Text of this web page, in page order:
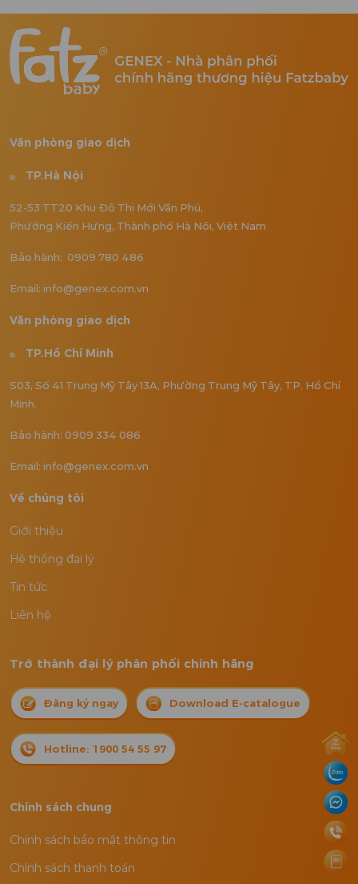
Văn phòng giao dịch
TP.Hà Nội
52-53 TT20 Khu Đô Thị Mới Văn Phú,
Phường Kiến Hưng, Thành phố Hà Nội, Việt Nam
Bảo hành: 0909 780 486
Email: info@genex.com.vn
Văn phòng giao dịch
TP.Hồ Chí Minh
S03, Số 41 Trung Mỹ Tây 13A, Phường Trung Mỹ Tây, TP. Hồ Chí
Minh.
Bảo hành: 0909 334 086
Email: info@genex.com.vn
Về chúng tôi
Giới thiệu
Hệ thống đại lý
Tin tức
Liên hệ
Trở thành đại lý phân phối chính hãng
Đăng ký ngay Download E-catalogue
Hotline: 1900 54 55 97
Chính sách chung
Chính sách bảo mật thông tin
Chính sách thanh toán